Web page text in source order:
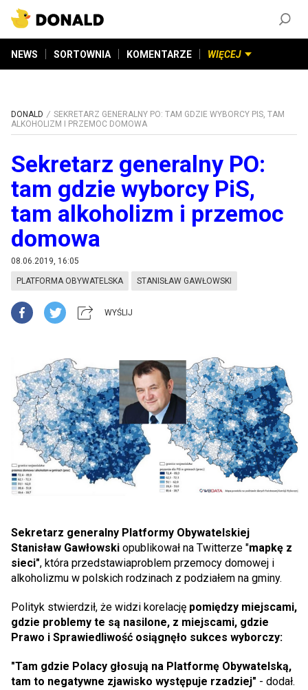
NEWS SORTOWNIA KOMENTARZE WIĘCEJ
DONALD
SEKRETARZ GENERALNY PO: TAM GDZIE WYBORCY PIS, TAM
ALKOHOLIZM I PRZEMOC DOMOWA
Sekretarz generalny PO:
tam gdzie wyborcy PiS,
tam alkoholizm i przemoc
domowa
08.06.2019, 16:05
PLATFORMA OBYWATELSKA STANISŁAW GAWŁOWSKI
WYŚLIJ
Sekretarz generalny Platformy Obywatelskiej
Stanisław Gawłowski opublikował na Twitterze "mapkę z
sieci", która przedstawiaproblem przemocy domowej i
alkoholizmu w polskich rodzinach z podziałem na gminy.
Polityk stwierdził, że widzi korelację pomiędzy miejscami,
gdzie problemy te są nasilone, z miejscami, gdzie
Prawo i Sprawiedliwość osiągnęło sukces wyborczy:
"Tam gdzie Polacy głosują na Platformę Obywatelską,
tam to negatywne zjawisko występuje rzadziej" - dodał.